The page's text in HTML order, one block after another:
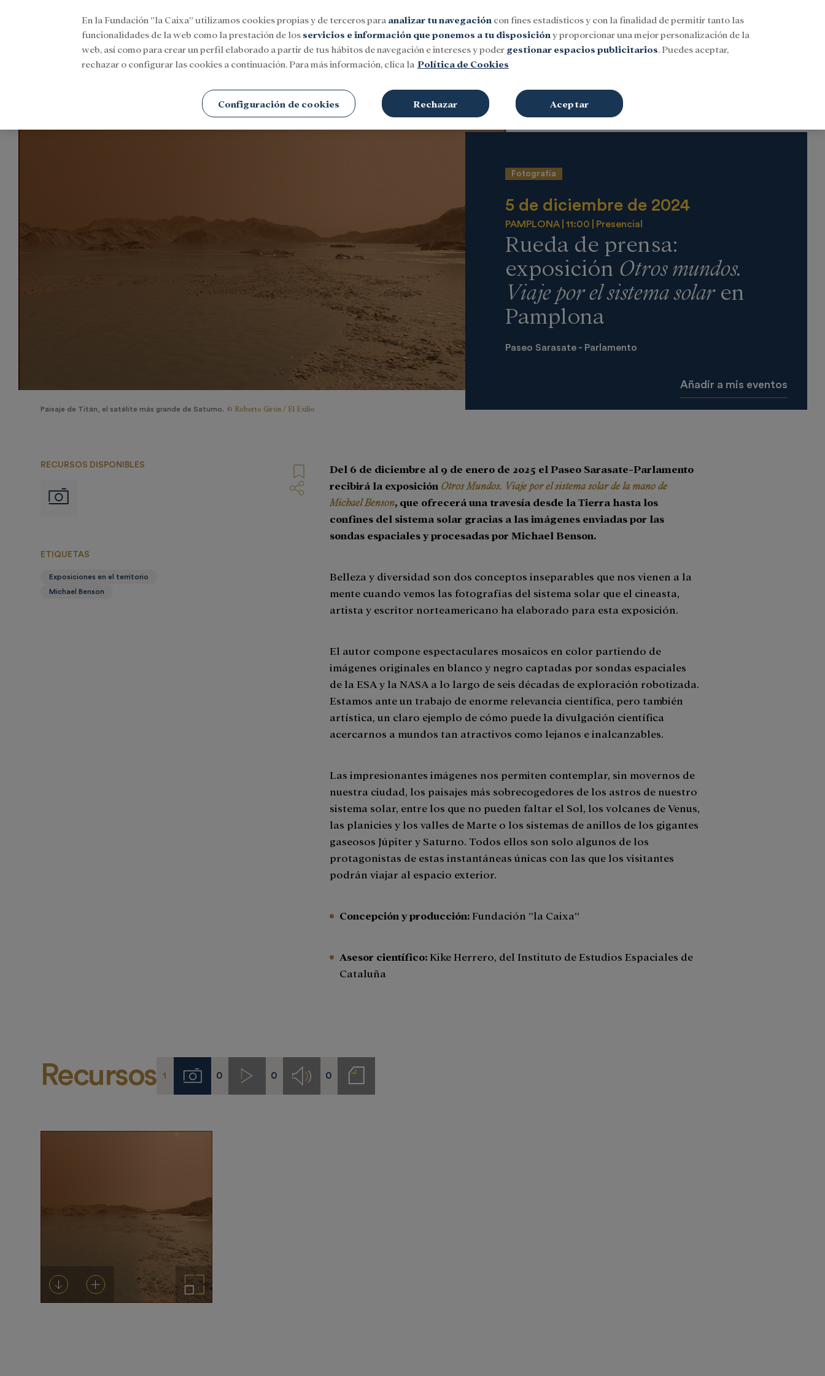
Iniciar sesión Buscar
SocialInvestigación y becasCultura
Paisaje de Titán, el satélite más grande de Saturno. © Roberto Girón / El Exilio
Fotografía
5 de diciembre de 2024
PAMPLONA 11:00 Presencial
Rueda de prensa:
exposición Otros mundos.
Viaje por el sistema solaren
Pamplona
Paseo Sarasate - Parlamento
Añadir a mis eventos
RECURSOS DISPONIBLES
Imágenes
Del 6 de diciembre al 9 de enero de 2025 el Paseo Sarasate-Parlamento
recibirá la exposición Otros Mundos. Viaje por el sistema solar de la mano de
Michael Benson, que ofrecerá una travesía desde la Tierra hasta los
confines del sistema solar gracias a las imágenes enviadas por las
sondas espaciales y procesadas por Michael Benson.
Belleza y diversidad son dos conceptos inseparables que nos vienen a la
mente cuando vemos las fotografías del sistema solar que el cineasta,
artista y escritor norteamericano ha elaborado para esta exposición.
El autor compone espectaculares mosaicos en color partiendo de
imágenes originales en blanco y negro captadas por sondas espaciales
de la ESA y la NASA a lo largo de seis décadas de exploración robotizada.
Estamos ante un trabajo de enorme relevancia científica, pero también
artística, un claro ejemplo de cómo puede la divulgación científica
acercarnos a mundos tan atractivos como lejanos e inalcanzables.
Las impresionantes imágenes nos permiten contemplar, sin movernos de
nuestra ciudad, los paisajes más sobrecogedores de los astros de nuestro
sistema solar, entre los que no pueden faltar el Sol, los volcanes de Venus,
las planicies y los valles de Marte o los sistemas de anillos de los gigantes
gaseosos Júpiter y Saturno. Todos ellos son solo algunos de los
protagonistas de estas instantáneas únicas con las que los visitantes
podrán viajar al espacio exterior.
Concepción y producción:Fundación ”la Caixa”
Asesor científico:Kike Herrero, del Instituto de Estudios Espaciales de
Cataluña
ETIQUETAS
Exposiciones en el territorio
Michael Benson
Recursos 1 Imágenes
0 Videos0 Audios
0
Notas
de
DescargarAñadir al carrito Ampliar imagen
En la Fundación ”la Caixa” utilizamos cookies propias y de terceros para analizar tu navegación con fines estadísticos y con la finalidad de permitir tanto las
funcionalidades de la web como la prestación de los servicios e información que ponemos a tu disposición y proporcionar una mejor personalización de la
web, así como para crear un perfil elaborado a partir de tus hábitos de navegación e intereses y poder gestionar espacios publicitarios. Puedes aceptar,
rechazar o configurar las cookies a continuación. Para más información, clica la Política de Cookies
Configuración de cookies Rechazar Aceptar